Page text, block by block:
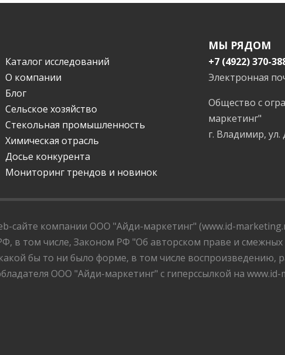
Каталог исследований
О компании
Блог
Сельское хозяйство
Стекольная промышленность
Химическая отрасль
Досье конкурента
Мониторинг трендов и новинок
МЫ РЯДОМ
+7 (4922) 370-
Электронная
Общество с
маркетинг"
г. Владимир, ул.
сайте компании ООО "Айди-маркетинг" (www.id-
в том числе, Законом РФ "Об авторском праве и смежных
бы то ни было форме, в том числе воспроизведению,
ООО "Айди-маркетинг" с гиперссылкой на